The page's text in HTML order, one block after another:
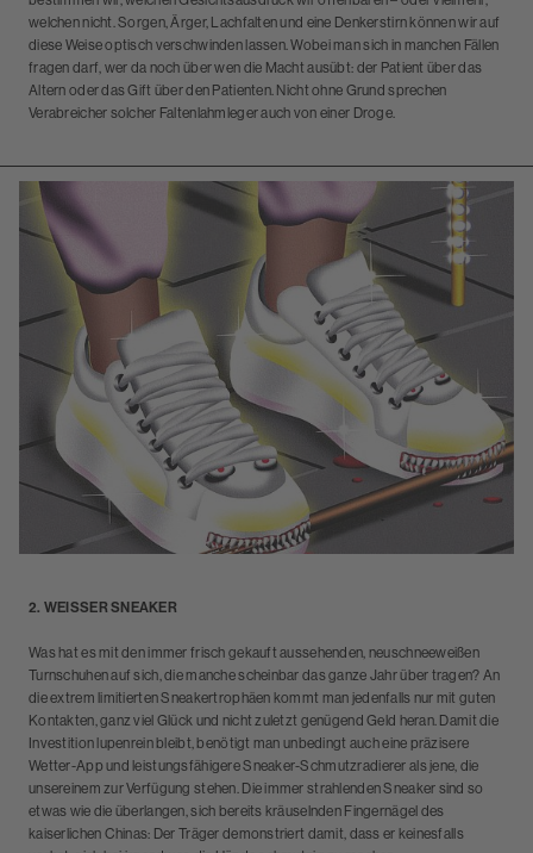
welchen nicht. Sorgen, Ärger, Lachfalten und eine Denkerstirn können wir auf
diese Weise optisch verschwinden lassen. Wobei man sich in manchen Fällen
fragen darf, wer da noch über wen die Macht ausübt: der Patient über das
Altern oder das Gift über den Patienten. Nicht ohne Grund sprechen
Verabreicher solcher Faltenlahmleger auch von einer Droge.
2. WEISSER SNEAKER
Was hat es mit den immer frisch gekauft aussehenden, neuschneeweißen
Turnschuhen auf sich, die manche scheinbar das ganze Jahr über tragen? An
die extrem limitierten Sneakertrophäen kommt man jedenfalls nur mit guten
Kontakten, ganz viel Glück und nicht zuletzt genügend Geld heran. Damit die
Investition lupenrein bleibt, benötigt man unbedingt auch eine präzisere
Wetter-App und leistungsfähigere Sneaker-Schmutzradierer als jene, die
unsereinem zur Verfügung stehen. Die immer strahlenden Sneaker sind so
etwas wie die überlangen, sich bereits kräuselnden Fingernägel des
kaiserlichen Chinas: Der Träger demonstriert damit, dass er keinesfalls